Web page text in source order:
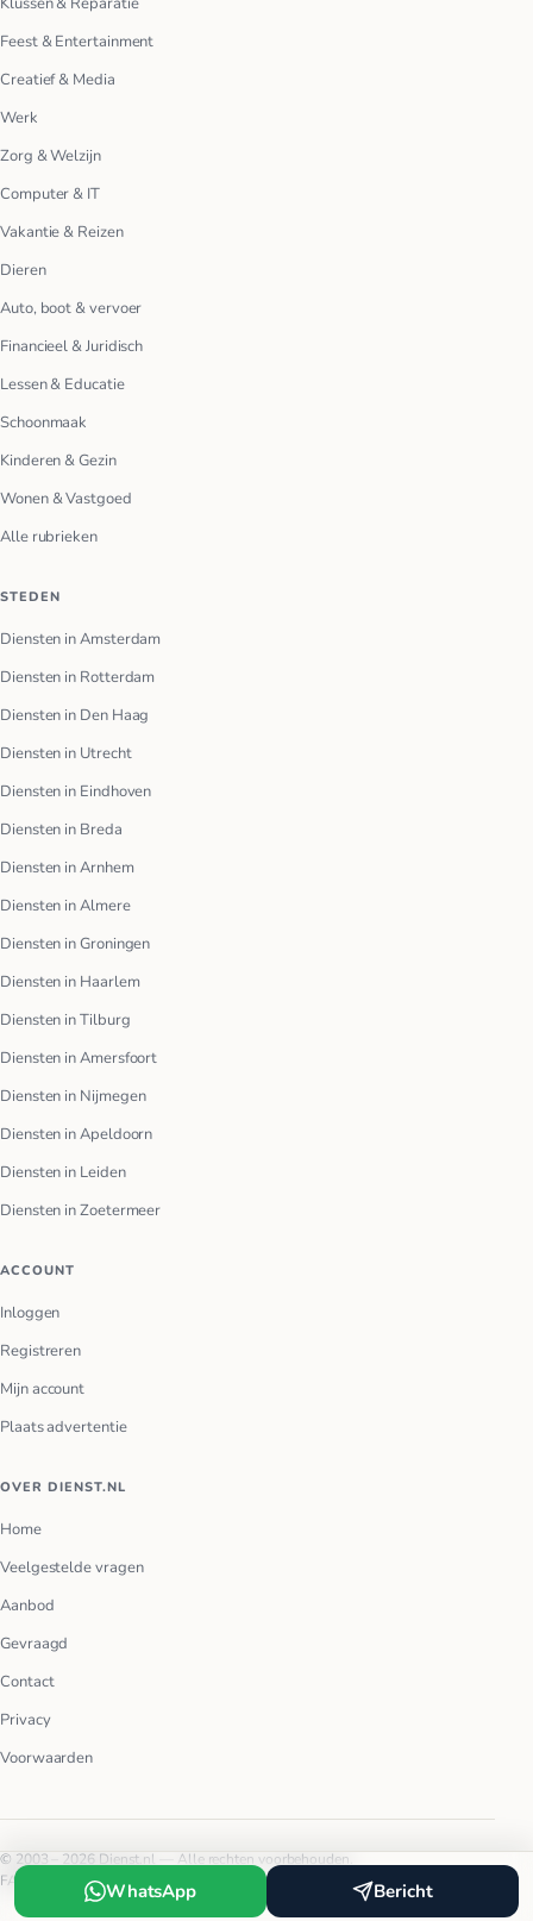
WhatsApp Bericht
Feest & Entertainment
Creatief & Media
Werk
Zorg & Welzijn
Computer & IT
Vakantie & Reizen
Dieren
Auto, boot & vervoer
Financieel & Juridisch
Lessen & Educatie
Schoonmaak
Kinderen & Gezin
Wonen & Vastgoed
Alle rubrieken
STEDEN
Diensten in Amsterdam
Diensten in Rotterdam
Diensten in Den Haag
Diensten in Utrecht
Diensten in Eindhoven
Diensten in Breda
Diensten in Arnhem
Diensten in Almere
Diensten in Groningen
Diensten in Haarlem
Diensten in Tilburg
Diensten in Amersfoort
Diensten in Nijmegen
Diensten in Apeldoorn
Diensten in Leiden
Diensten in Zoetermeer
ACCOUNT
Inloggen
Registreren
Mijn account
Plaats advertentie
OVER DIENST.NL
Home
Veelgestelde vragen
Aanbod
Gevraagd
Contact
Privacy
Voorwaarden
© 2003 – 2026 Dienst.nl — Alle rechten voorbehouden.
FAQ
Voorwaarden